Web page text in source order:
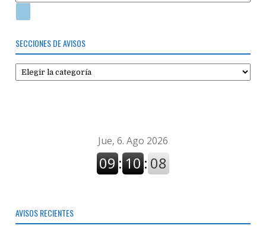
SECCIONES DE AVISOS
Secciones
de
AVISOS RECIENTES